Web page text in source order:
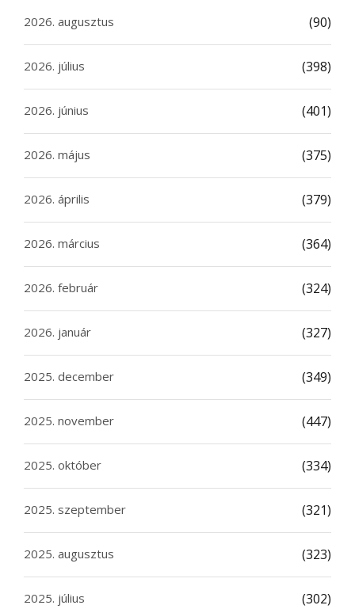
2026. augusztus (90)
2026. július (398)
2026. június (401)
2026. május (375)
2026. április (379)
2026. március (364)
2026. február (324)
2026. január (327)
2025. december (349)
2025. november (447)
2025. október (334)
2025. szeptember (321)
2025. augusztus (323)
2025. július (302)